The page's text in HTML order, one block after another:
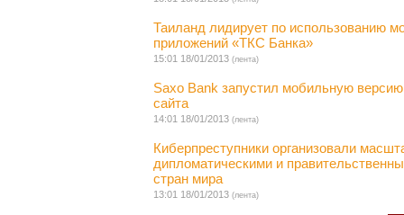
Таиланд лидирует по использованию
приложений «ТКС Банка»
15:01 18/01/2013 (лента)
Saxo Bank запустил мобильную версию
сайта
14:01 18/01/2013 (лента)
Киберпреступники организовали
дипломатическими и
стран мира
13:01 18/01/2013 (лента)